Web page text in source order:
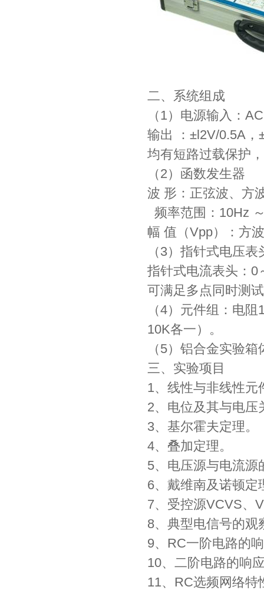
二、系统组成
（1）电源输入：
输出 ：±l2V/0.5A，
均有短路过载保护
（2）函数发生器
波 形：正弦波、方
频率范围：10Hz
幅 值（Vpp）：方
（3）指针式电压
指针式电流表头：0
可满足多点同时测
（4）元件组：电
10K各一）。
（5）铝合金实验
三、实验项目
1、线性与非线性元
2、电位及其与电压
3、基尔霍夫定理。
4、叠加定理。
5、电压源与电流源
6、戴维南及诺顿定
7、受控源VCVS、
8、典型电信号的观
9、RC一阶电路的
10、二阶电路的响
11、RC选频网络特